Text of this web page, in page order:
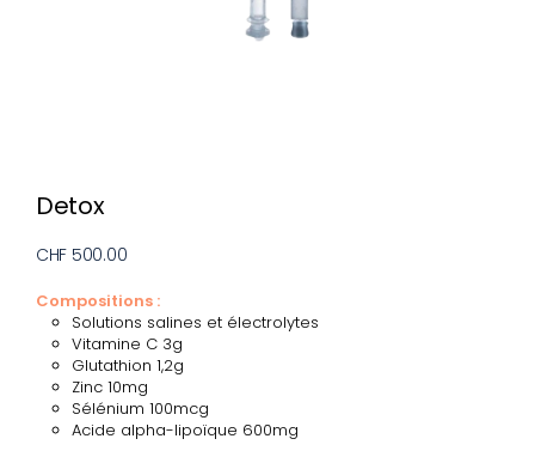
Detox
CHF 500.00
Compositions :
Solutions salines et électrolytes
Vitamine C 3g
Glutathion 1,2g
Zinc 10mg
Sélénium 100mcg
Acide alpha-lipoïque 600mg